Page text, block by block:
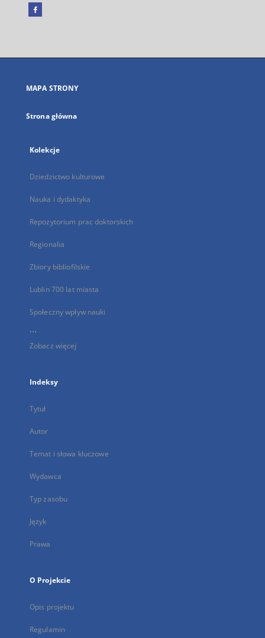
Facebook
się
karcie
MAPA STRONY
Strona główna
Kolekcje
Dziedzictwo kulturowe
Nauka i dydaktyka
Repozytorium prac doktorskich
Regionalia
Zbiory bibliofilskie
Lublin 700 lat miasta
Społeczny wpływ nauki
...
Zobacz więcej
Indeksy
Tytuł
Autor
Temat i słowa kluczowe
Wydawca
Typ zasobu
Język
Prawa
O Projekcie
Opis projektu
Regulamin